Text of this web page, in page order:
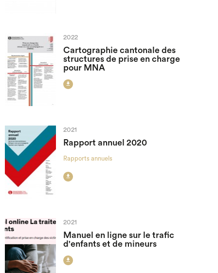
2022
Cartographie cantonale des
structures de prise en charge
pour MNA

2021
Rapport annuel 2020
Rapports annuels

2021
Manuel en ligne sur le trafic
d'enfants et de mineurs
